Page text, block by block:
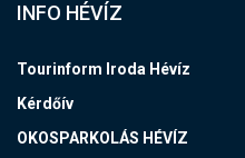
INFO HÉVÍZ
Tourinform Iroda Hévíz
Kérdőív
OKOSPARKOLÁS HÉVÍZ